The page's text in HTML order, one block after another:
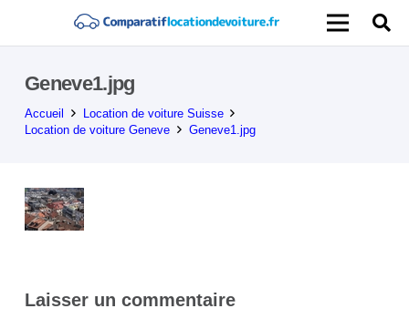
Geneve1.jpg
Accueil
Location de voiture Suisse
Location de voiture Geneve
Geneve1.jpg
Laisser un commentaire